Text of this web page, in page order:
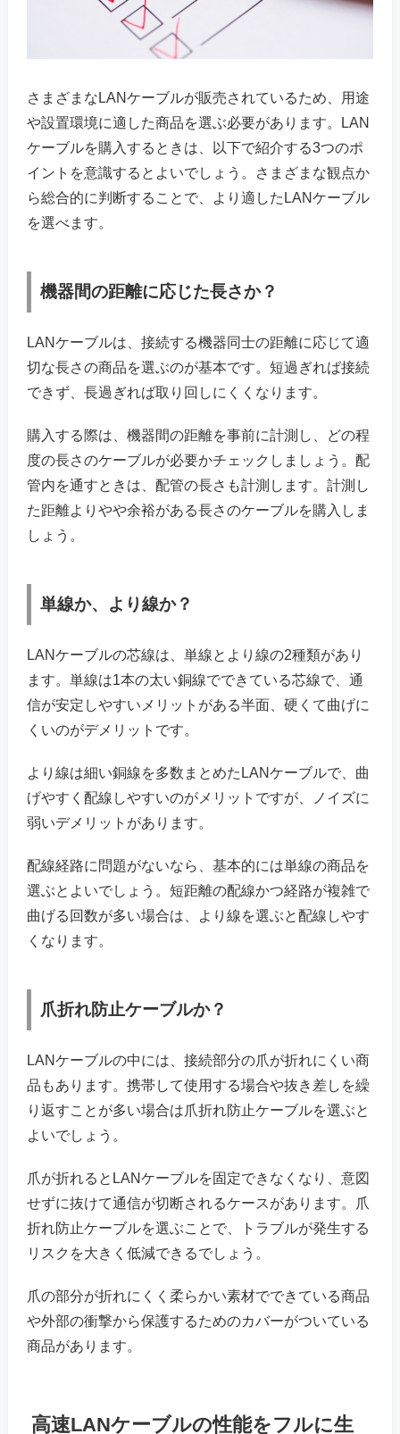
さまざまなLANケーブルが販売されているため、用途
や設置環境に適した商品を選ぶ必要があります。LAN
ケーブルを購入するときは、以下で紹介する3つのポ
イントを意識するとよいでしょう。さまざまな観点か
ら総合的に判断することで、より適したLANケーブル
を選べます。
機器間の距離に応じた長さか？
LANケーブルは、接続する機器同士の距離に応じて適
切な長さの商品を選ぶのが基本です。短過ぎれば接続
できず、長過ぎれば取り回しにくくなります。
購入する際は、機器間の距離を事前に計測し、どの程
度の長さのケーブルが必要かチェックしましょう。配
管内を通すときは、配管の長さも計測します。計測し
た距離よりやや余裕がある長さのケーブルを購入しま
しょう。
単線か、より線か？
LANケーブルの芯線は、単線とより線の2種類があり
ます。単線は1本の太い銅線でできている芯線で、通
信が安定しやすいメリットがある半面、硬くて曲げに
くいのがデメリットです。
より線は細い銅線を多数まとめたLANケーブルで、曲
げやすく配線しやすいのがメリットですが、ノイズに
弱いデメリットがあります。
配線経路に問題がないなら、基本的には単線の商品を
選ぶとよいでしょう。短距離の配線かつ経路が複雑で
曲げる回数が多い場合は、より線を選ぶと配線しやす
くなります。
爪折れ防止ケーブルか？
LANケーブルの中には、接続部分の爪が折れにくい商
品もあります。携帯して使用する場合や抜き差しを繰
り返すことが多い場合は爪折れ防止ケーブルを選ぶと
よいでしょう。
爪が折れるとLANケーブルを固定できなくなり、意図
せずに抜けて通信が切断されるケースがあります。爪
折れ防止ケーブルを選ぶことで、トラブルが発生する
リスクを大きく低減できるでしょう。
爪の部分が折れにくく柔らかい素材でできている商品
や外部の衝撃から保護するためのカバーがついている
商品があります。
高速LANケーブルの性能をフルに生